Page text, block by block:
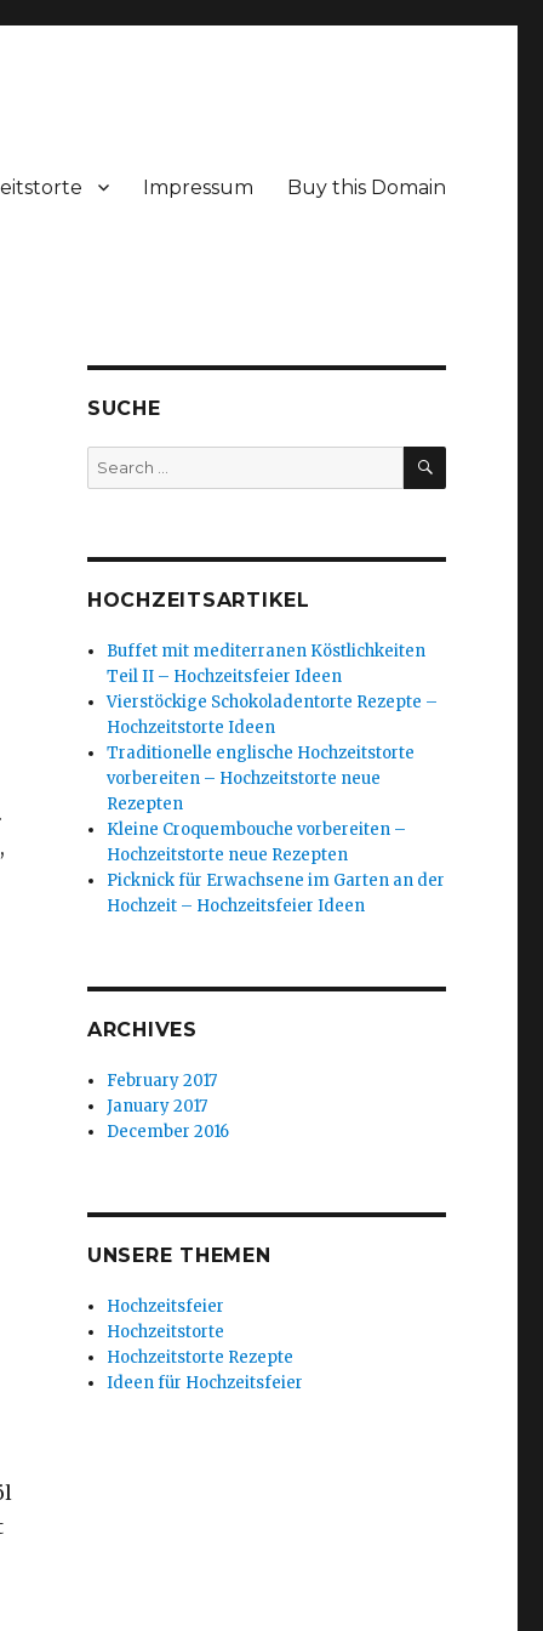
Impressum Buy this Domain
SUCHE
Search
for:
SEARCH
HOCHZEITSARTIKEL
Buffet mit mediterranen Köstlichkeiten
Teil II – Hochzeitsfeier Ideen
Vierstöckige Schokoladentorte Rezepte –
Hochzeitstorte Ideen
Traditionelle englische Hochzeitstorte
vorbereiten – Hochzeitstorte neue
Rezepten
Kleine Croquembouche vorbereiten –
Hochzeitstorte neue Rezepten
Picknick für Erwachsene im Garten an der
Hochzeit – Hochzeitsfeier Ideen
ARCHIVES
February 2017
January 2017
December 2016
UNSERE THEMEN
Hochzeitsfeier
Hochzeitstorte
Hochzeitstorte Rezepte
Ideen für Hochzeitsfeier